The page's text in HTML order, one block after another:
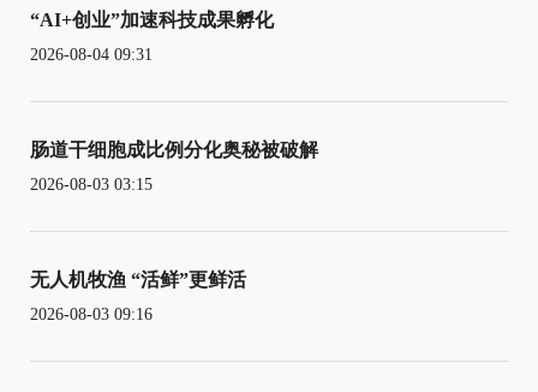
“AI+创业”加速科技成果孵化
2026-08-04 09:31
肠道干细胞成比例分化奥秘被破解
2026-08-03 03:15
无人机牧渔 “活鲜”更鲜活
2026-08-03 09:16